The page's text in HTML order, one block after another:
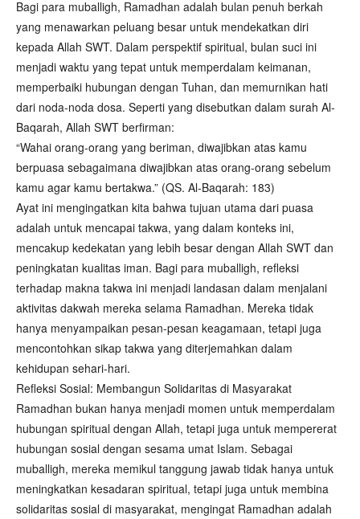
Bagi para muballigh, Ramadhan adalah bulan penuh berkah
yang menawarkan peluang besar untuk mendekatkan diri
kepada Allah SWT. Dalam perspektif spiritual, bulan suci ini
menjadi waktu yang tepat untuk memperdalam keimanan,
memperbaiki hubungan dengan Tuhan, dan memurnikan hati
dari noda-noda dosa. Seperti yang disebutkan dalam surah Al-
Baqarah, Allah SWT berfirman:
“Wahai orang-orang yang beriman, diwajibkan atas kamu
berpuasa sebagaimana diwajibkan atas orang-orang sebelum
kamu agar kamu bertakwa.” (QS. Al-Baqarah: 183)
Ayat ini mengingatkan kita bahwa tujuan utama dari puasa
adalah untuk mencapai takwa, yang dalam konteks ini,
mencakup kedekatan yang lebih besar dengan Allah SWT dan
peningkatan kualitas iman. Bagi para muballigh, refleksi
terhadap makna takwa ini menjadi landasan dalam menjalani
aktivitas dakwah mereka selama Ramadhan. Mereka tidak
hanya menyampaikan pesan-pesan keagamaan, tetapi juga
mencontohkan sikap takwa yang diterjemahkan dalam
kehidupan sehari-hari.
Refleksi Sosial: Membangun Solidaritas di Masyarakat
Ramadhan bukan hanya menjadi momen untuk memperdalam
hubungan spiritual dengan Allah, tetapi juga untuk mempererat
hubungan sosial dengan sesama umat Islam. Sebagai
muballigh, mereka memikul tanggung jawab tidak hanya untuk
meningkatkan kesadaran spiritual, tetapi juga untuk membina
solidaritas sosial di masyarakat, mengingat Ramadhan adalah